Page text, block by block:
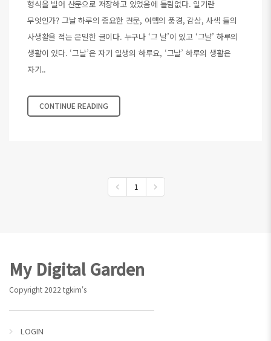
형식을 빌어 산문으로 저장하고 있었음에 틀림없다. 일기란
무엇인가? 그날 하루의 중요한 견문, 여행의 풍경, 감상, 사색 들의
사생활을 적는 은밀한 글이다. 누구나 ‘그 날’이 있고 ‘그날’ 하루의
생활이 있다. ‘그날’은 자기 일생의 하루요, ‘그날’ 하루의 생활은
자기..
CONTINUE READING
1
Footer
My Digital Garden
Copyright 2022 tgkim's
LOGIN